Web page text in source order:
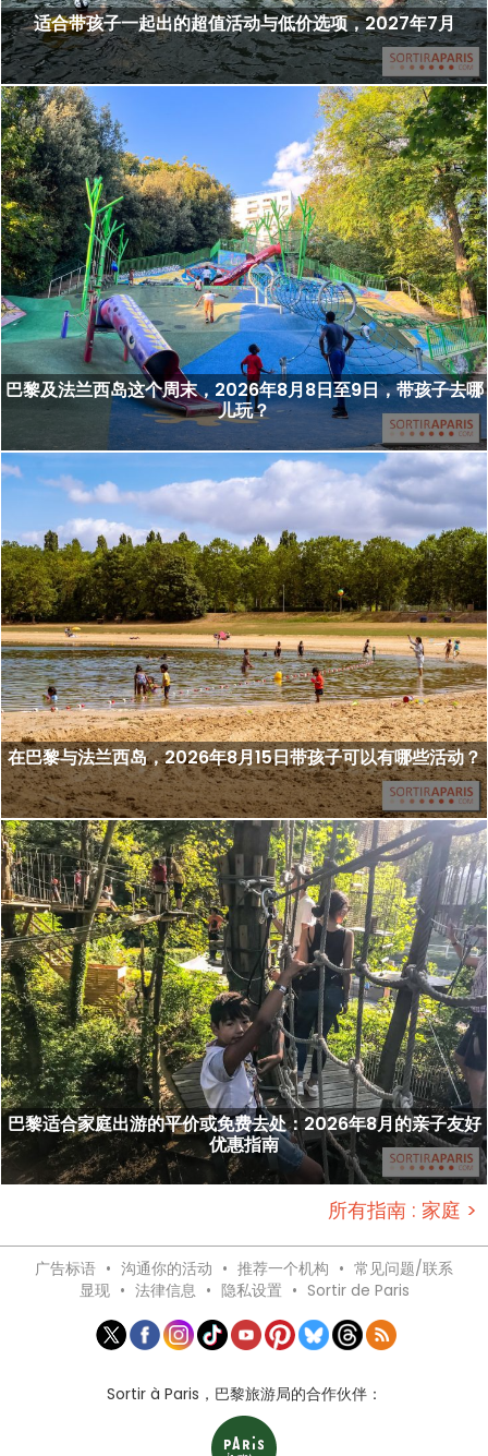
适合带孩子一起出的超值活动与低价选项，2027年7月
巴黎及法兰西岛这个周末，2026年8月8日至9日，带孩子去哪
儿玩？
在巴黎与法兰西岛，2026年8月15日带孩子可以有哪些活动？
巴黎适合家庭出游的平价或免费去处：2026年8月的亲子友好
优惠指南
所有指南 : 家庭 >
广告标语 • 沟通你的活动 • 推荐一个机构 • 常见问题/联系
显现 • 法律信息 • 隐私设置 • Sortir de Paris
Sortir à Paris，巴黎旅游局的合作伙伴：